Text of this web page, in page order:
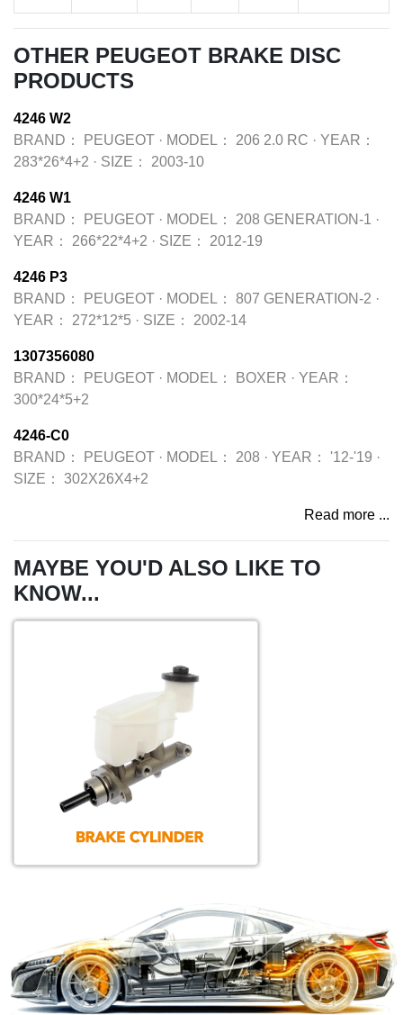
OTHER PEUGEOT BRAKE DISC
PRODUCTS
4246 W2
BRAND：
PEUGEOT · MODEL： 206 2.0 RC · YEAR：
283*26*4+2 · SIZE： 2003-10
4246 W1
BRAND：
PEUGEOT · MODEL： 208 GENERATION-1 ·
YEAR：
266*22*4+2 · SIZE： 2012-19
4246 P3
BRAND：
PEUGEOT · MODEL： 807 GENERATION-2 ·
YEAR：
272*12*5 · SIZE： 2002-14
1307356080
BRAND：
PEUGEOT · MODEL： BOXER · YEAR：
300*24*5+2
4246-C0
BRAND：
PEUGEOT · MODEL： 208 · YEAR： '12-'19 ·
SIZE：
302X26X4+2
Read more ...
MAYBE YOU'D ALSO LIKE TO
KNOW...